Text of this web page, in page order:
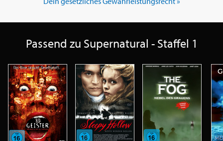
Passend zu Supernatural - Staffel 1